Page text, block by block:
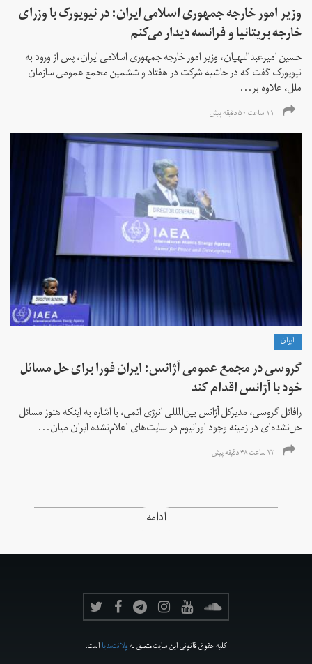
وزیر امور خارجه جمهوری اسلامی ایران: در نیویورک با وزرای
خارجه بریتانیا و فرانسه دیدار می‌کنم
حسین امیرعبداللهیان، وزیر امور خارجه جمهوری اسلامی ایران، پس از ورود به
نیویورک گفت که در حاشیه شرکت در هفتاد و ششمین مجمع عمومی سازمان
ملل، علاوه بر...
۱۱ ساعت ۵۰ دقیقه پیش
ايران
گروسی در مجمع عمومی آژانس: ایران فورا برای حل مسائل
خود با آژانس اقدام کند
رافائل گروسی، مدیرکل آژانس بین‌المللی انرژی اتمی، با اشاره به اینکه هنوز مسائل
حل‌نشده‌ای در زمینه وجود اورانیوم در سایت‌های اعلام‌نشده ایران میان...
۲۲ ساعت ۴۸ دقیقه پیش
ادامه
کلیه حقوق قانونی این سایت متعلق بهولانت‌مدیااست.